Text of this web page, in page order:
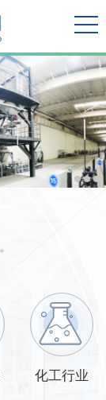
化工行业